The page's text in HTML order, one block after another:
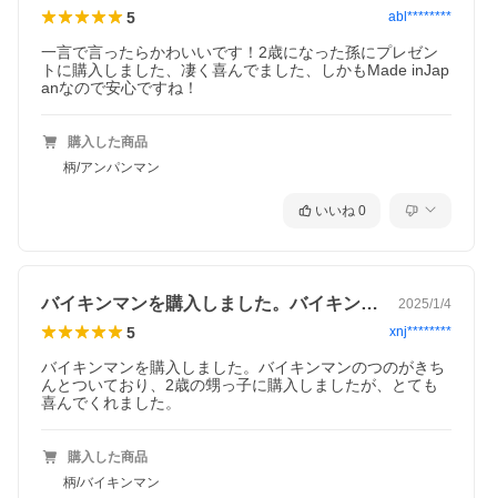
5 abl********
一言で言ったらかわいいです！2歳になった孫にプレゼン
トに購入しました、凄く喜んでました、しかもMade inJap
anなので安心ですね！
購入した商品
柄/アンパンマン
いいね 0
バイキンマンを購入しました。バイキンマ… 2025/1/4
5 xnj********
バイキンマンを購入しました。バイキンマンのつのがきち
んとついており、2歳の甥っ子に購入しましたが、とても
喜んでくれました。
購入した商品
柄/バイキンマン